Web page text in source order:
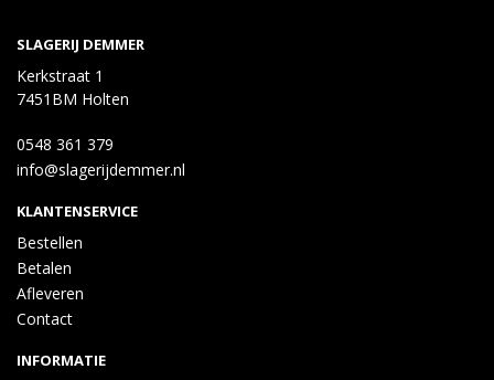
SLAGERIJ DEMMER
Kerkstraat 1
7451BM Holten
0548 361 379
info@slagerijdemmer.nl
KLANTENSERVICE
Bestellen
Betalen
Afleveren
Contact
INFORMATIE